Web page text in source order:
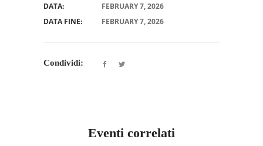
DATA:
FEBRUARY 7, 2026
DATA FINE:
FEBRUARY 7, 2026
Condividi:
Eventi correlati